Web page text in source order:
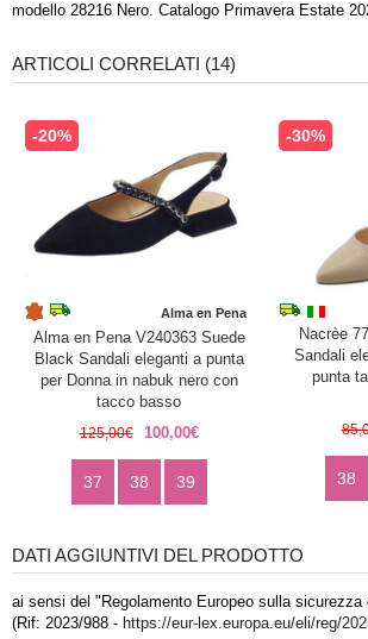
modello 28216 Nero. Catalogo Primavera Estate
ARTICOLI CORRELATI (14)
-20%
Alma en Pena
Alma en Pena V240363 Suede
Black Sandali eleganti a punta
per Donna in nabuk nero con
tacco basso
125,00€ 100,00€
37 38 39
-30%
Nacrèe
Sandali
punta
38
DATI AGGIUNTIVI DEL PRODOTTO
ai sensi del "Regolamento Europeo sulla sicurezza
(Rif: 2023/988 - https://eur-lex.europa.eu/eli/reg/